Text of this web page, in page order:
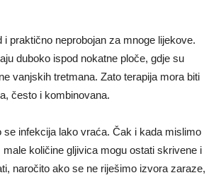
i praktično neprobojan za mnoge lijekove.
duboko ispod nokatne ploče, gdje su
vanjskih tretmana. Zato terapija mora biti
često i kombinovana.
se infekcija lako vraća. Čak i kada mislimo
male količine gljivica mogu ostati skrivene i
naročito ako se ne riješimo izvora zaraze,